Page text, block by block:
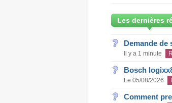
Les dernières
Demande de
Il y a 1 minute
Bosch
Le 05/08/2026
Comment